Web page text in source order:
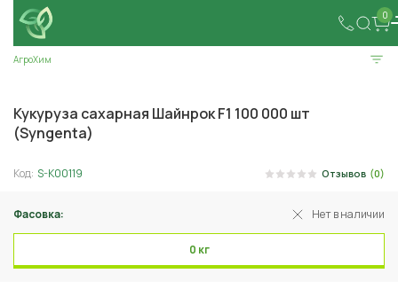
0
АгроХим
Кукуруза сахарная Шайнрок F1 100 000 шт
(Syngenta)
Код: S-K00119 Отзывов (0)
Фасовка: Нет в наличии
0 кг